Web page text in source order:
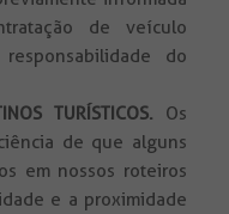
de veículo
do
TURÍSTICOS. Os
de que alguns
em nossos roteiros
e a proximidade